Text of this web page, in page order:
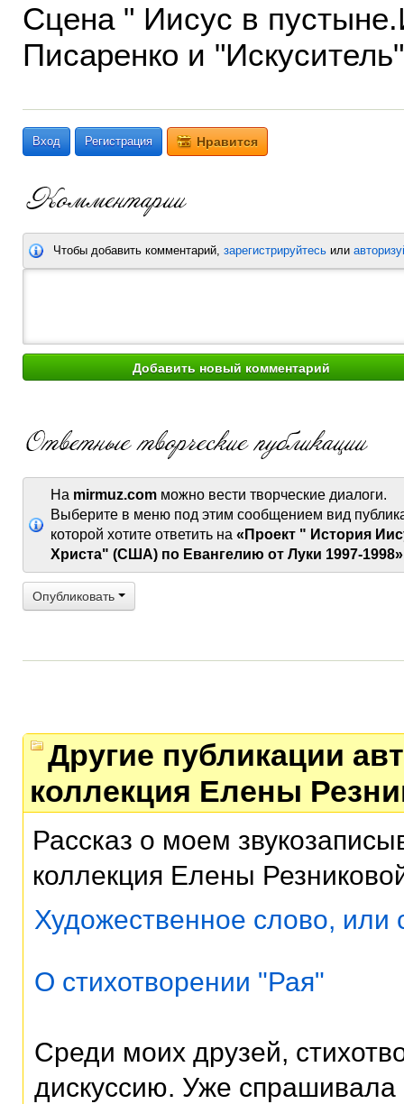
Сцена " Иисус в
Писаренко и
Вход Регистрация Нравится
Чтобы добавить комментарий, зарегистрируйтесь или
На mirmuz.com можно вести творческие диалоги.
Выберите в меню под этим сообщением вид
которой хотите ответить на «Проект " История
Христа" (США) по Евангелию от Луки 1997-1998»
Опубликовать
Другие публикации
коллекция Елены
Рассказ о моем
коллекция Елены
Художественное слово, или
О стихотворении "Рая"
Среди моих друзей,
дискуссию. Уже спрашивала